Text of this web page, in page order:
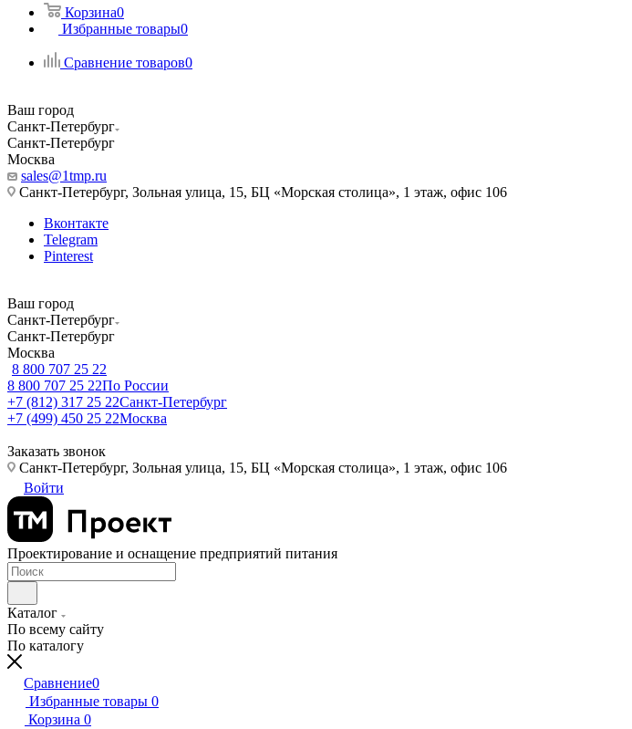
Корзина0
Избранные товары0
Сравнение товаров0
Ваш город
Санкт-Петербург
Санкт-Петербург
Москва
sales@1tmp.ru
Санкт-Петербург, Зольная улица, 15, БЦ «Морская столица», 1 этаж, офис 106
Вконтакте
Telegram
Pinterest
Ваш город
Санкт-Петербург
Санкт-Петербург
Москва
8 800 707 25 22
8 800 707 25 22По России
+7 (812) 317 25 22Санкт-Петербург
+7 (499) 450 25 22Москва
Заказать звонок
Санкт-Петербург, Зольная улица, 15, БЦ «Морская столица», 1 этаж, офис 106
Войти
Проектирование и оснащение предприятий питания
Каталог
По всему сайту
По каталогу
Сравнение0
Избранные товары 0
Корзина 0